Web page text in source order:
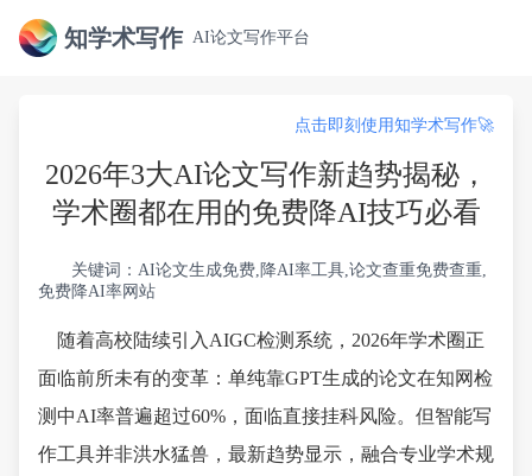
知学术写作 AI论文写作平台
点击即刻使用知学术写作🚀
2026年3大AI论文写作新趋势揭秘，
学术圈都在用的免费降AI技巧必看
关键词：AI论文生成免费,降AI率工具,论文查重免费查重,
免费降AI率网站
随着高校陆续引入AIGC检测系统，2026年学术圈正
面临前所未有的变革：单纯靠GPT生成的论文在知网检
测中AI率普遍超过60%，面临直接挂科风险。但智能写
作工具并非洪水猛兽，最新趋势显示，融合专业学术规